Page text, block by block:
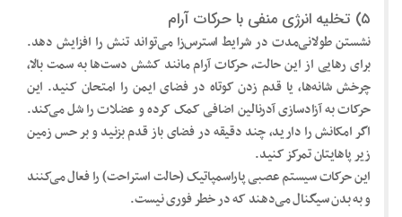
۵) تخلیه انرژی منفی با حرکات آرام
نشستن طولانی‌مدت در شرایط استرس‌زا می‌تواند تنش را افزایش دهد.
برای رهایی از این حالت، حرکات آرام مانند کشش دست‌ها به سمت بالا،
چرخش شانه‌ها، یا قدم زدن کوتاه در فضای ایمن را امتحان کنید. این
حرکات به آزادسازی آدرنالین اضافی کمک کرده و عضلات را شل می‌کند.
اگر امکانش را دارید، چند دقیقه در فضای باز قدم بزنید و بر حس زمین
زیر پاهایتان تمرکز کنید.
این حرکات سیستم عصبی پاراسمپاتیک (حالت استراحت) را فعال می‌کنند
و به بدن سیگنال می‌دهند که در خطر فوری نیست.